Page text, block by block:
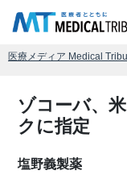
医療メディア Medical
ゾコーバ、
クに指定
塩野義製薬